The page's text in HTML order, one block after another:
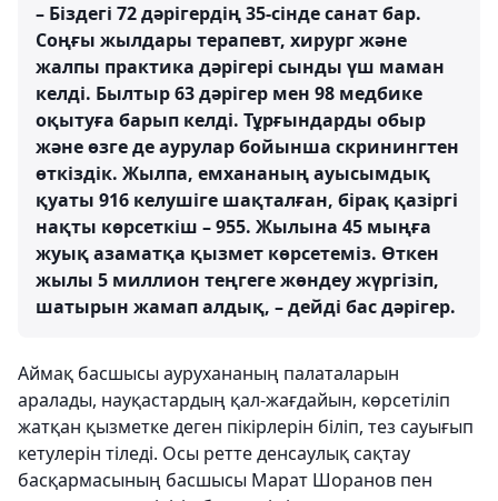
– Біздегі 72 дәрігердің 35-сінде санат бар.
Соңғы жылдары терапевт, хирург және
жалпы практика дәрігері сынды үш маман
келді. Былтыр 63 дәрігер мен 98 медбике
оқытуға барып келді. Тұрғындарды обыр
және өзге де аурулар бойынша скринингтен
өткіздік. Жылпа, емхананың ауысымдық
қуаты 916 келушіге шақталған, бірақ қазіргі
нақты көрсеткіш – 955. Жылына 45 мыңға
жуық азаматқа қызмет көрсетеміз. Өткен
жылы 5 миллион теңгеге жөндеу жүргізіп,
шатырын жамап алдық, – дейді бас дәрігер.
Аймақ басшысы аурухананың палаталарын
аралады, науқастардың қал-жағдайын, көрсетіліп
жатқан қызметке деген пікірлерін біліп, тез сауығып
кетулерін тіледі. Осы ретте денсаулық сақтау
басқармасының басшысы Марат Шоранов пен